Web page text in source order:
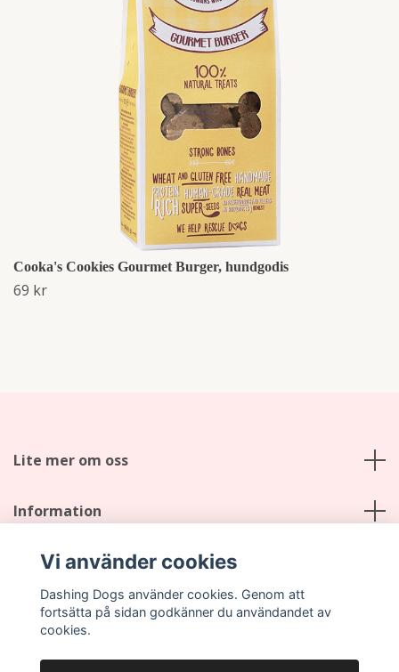
Cooka's Cookies Gourmet Burger, hundgodis
69 kr
Lite mer om oss
Information
Sociala medier
Vi använder cookies
Dashing Dogs använder cookies. Genom att
fortsätta på sidan godkänner du användandet av
cookies.